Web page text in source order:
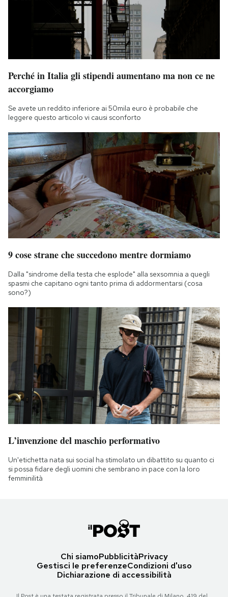
Perché in Italia gli stipendi aumentano ma non ce ne
accorgiamo
Se avete un reddito inferiore ai 50mila euro è probabile che
leggere questo articolo vi causi sconforto
9 cose strane che succedono mentre dormiamo
Dalla "sindrome della testa che esplode" alla sexsomnia a quegli
spasmi che capitano ogni tanto prima di addormentarsi (cosa
sono?)
L’invenzione del maschio performativo
Un'etichetta nata sui social ha stimolato un dibattito su quanto ci
si possa fidare degli uomini che sembrano in pace con la loro
femminilità
Chi siamoPubblicitàPrivacy
Gestisci le preferenzeCondizioni d'uso
Dichiarazione di accessibilità